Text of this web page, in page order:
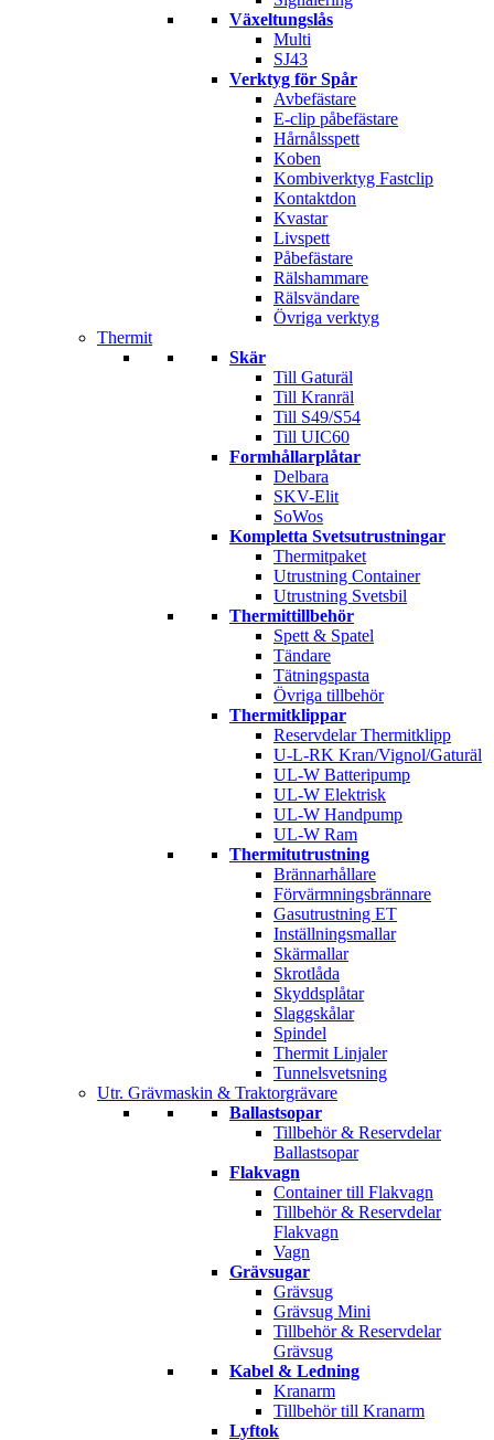
Växeltungslås
Multi
SJ43
Verktyg för Spår
Avbefästare
E-clip påbefästare
Hårnålsspett
Koben
Kombiverktyg Fastclip
Kontaktdon
Kvastar
Livspett
Påbefästare
Rälshammare
Rälsvändare
Övriga verktyg
Thermit
Skär
Till Gaturäl
Till Kranräl
Till S49/S54
Till UIC60
Formhållarplåtar
Delbara
SKV-Elit
SoWos
Kompletta Svetsutrustningar
Thermitpaket
Utrustning Container
Utrustning Svetsbil
Thermittillbehör
Spett & Spatel
Tändare
Tätningspasta
Övriga tillbehör
Thermitklippar
Reservdelar Thermitklipp
U-L-RK Kran/Vignol/Gaturäl
UL-W Batteripump
UL-W Elektrisk
UL-W Handpump
UL-W Ram
Thermitutrustning
Brännarhållare
Förvärmningsbrännare
Gasutrustning ET
Inställningsmallar
Skärmallar
Skrotlåda
Skyddsplåtar
Slaggskålar
Spindel
Thermit Linjaler
Tunnelsvetsning
Utr. Grävmaskin & Traktorgrävare
Ballastsopar
Tillbehör & Reservdelar
Ballastsopar
Flakvagn
Container till Flakvagn
Tillbehör & Reservdelar
Flakvagn
Vagn
Grävsugar
Grävsug
Grävsug Mini
Tillbehör & Reservdelar
Grävsug
Kabel & Ledning
Kranarm
Tillbehör till Kranarm
Lyftok